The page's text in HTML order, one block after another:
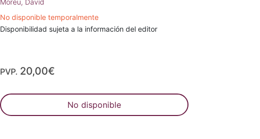
Moreu, David
No disponible temporalmente
Disponibilidad sujeta a la información del editor
PVP. 20,00€
No disponible